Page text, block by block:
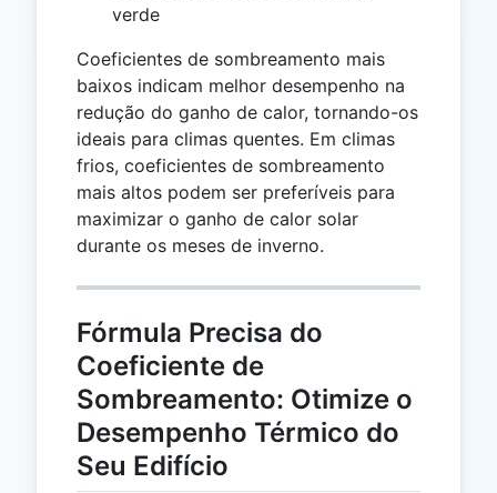
verde
Coeficientes de sombreamento mais
baixos indicam melhor desempenho na
redução do ganho de calor, tornando-os
ideais para climas quentes. Em climas
frios, coeficientes de sombreamento
mais altos podem ser preferíveis para
maximizar o ganho de calor solar
durante os meses de inverno.
Fórmula Precisa do
Coeficiente de
Sombreamento: Otimize o
Desempenho Térmico do
Seu Edifício